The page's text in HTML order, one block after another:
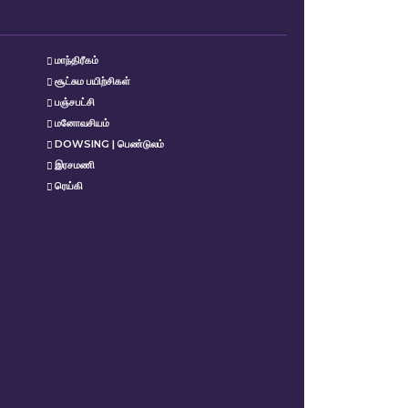
மாந்திரீகம்
சூட்சும பயிற்சிகள்
பஞ்சபட்சி
மனோவசியம்
DOWSING | பெண்டுலம்
இரசமணி
ரெய்கி